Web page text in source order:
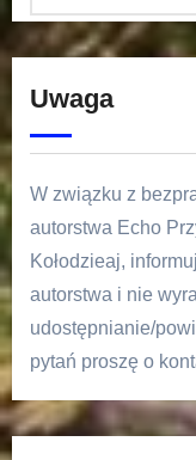
Uwaga
W związku z
autorstwa Echo
Kołodzieaj,
autorstwa i nie
udostępnianie/
pytań proszę o